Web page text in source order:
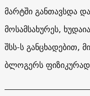
მარტში განთავსდა
მოსამსახურეს,
შსს-ს განცხადებით,
ბლოგერს